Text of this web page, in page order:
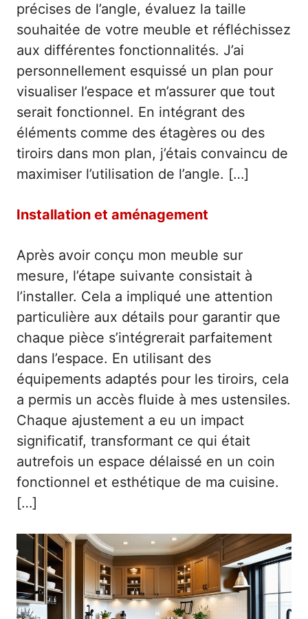
précises de l’angle, évaluez la taille
souhaitée de votre meuble et réfléchissez
aux différentes fonctionnalités. J’ai
personnellement esquissé un plan pour
visualiser l’espace et m’assurer que tout
serait fonctionnel. En intégrant des
éléments comme des étagères ou des
tiroirs dans mon plan, j’étais convaincu de
maximiser l’utilisation de l’angle. […]
Installation et aménagement
Après avoir conçu mon meuble sur
mesure, l’étape suivante consistait à
l’installer. Cela a impliqué une attention
particulière aux détails pour garantir que
chaque pièce s’intégrerait parfaitement
dans l’espace. En utilisant des
équipements adaptés pour les tiroirs, cela
a permis un accès fluide à mes ustensiles.
Chaque ajustement a eu un impact
significatif, transformant ce qui était
autrefois un espace délaissé en un coin
fonctionnel et esthétique de ma cuisine.
[…]